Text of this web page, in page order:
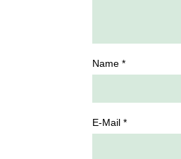
Name *
E-Mail *